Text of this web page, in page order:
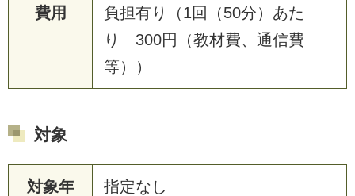
費用
負担有り（1回（50分）あた
り 300円（教材費、通信費
等））
対象
対象年
指定なし